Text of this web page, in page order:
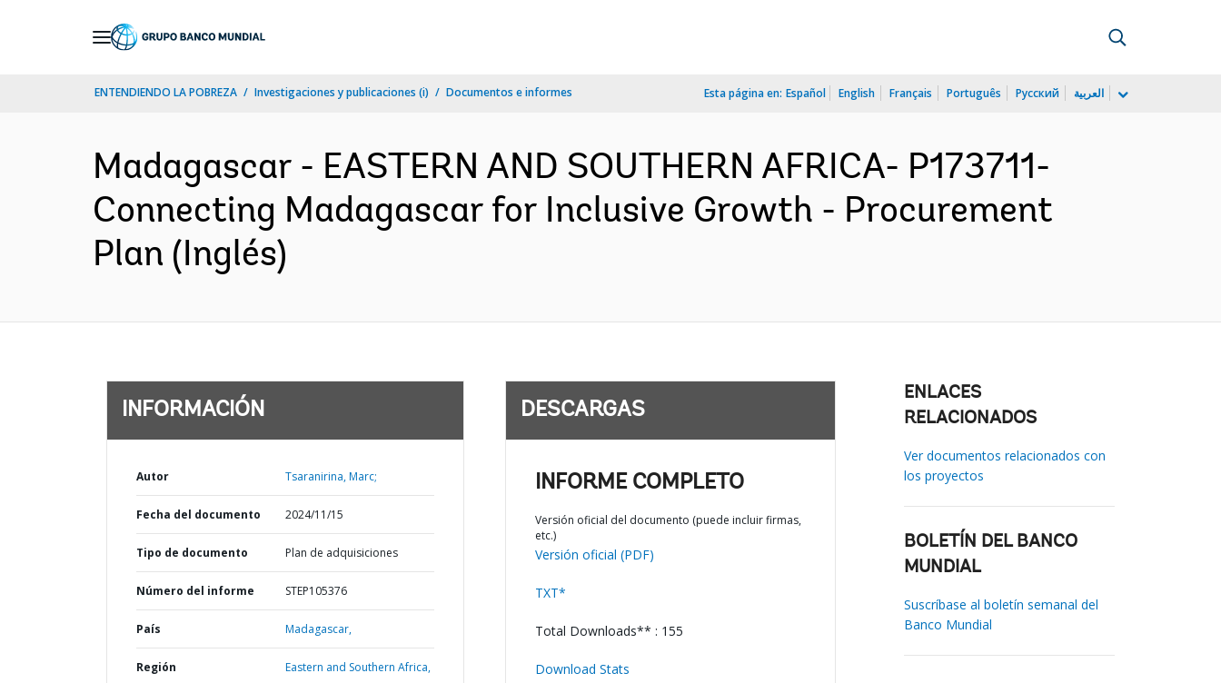
ENTENDIENDO LA POBREZA Investigaciones y publicaciones (i) Documentos e informes Esta página en: Español English Français Português Русский العربية
Madagascar - EASTERN AND SOUTHERN AFRICA- P173711-
Connecting Madagascar for Inclusive Growth - Procurement
Plan (Inglés)
INFORMACIÓN
Autor Tsaranirina, Marc;
Fecha del documento 2024/11/15
Tipo de documento Plan de adquisiciones
Número del informe STEP105376
País Madagascar,
Región Eastern and Southern Africa,
DESCARGAS
INFORME COMPLETO
Versión oficial del documento (puede incluir firmas,
etc.)
Versión oficial (PDF)
TXT*
Total Downloads** : 155
Download Stats
ENLACES
RELACIONADOS
Ver documentos relacionados con
los proyectos
BOLETÍN DEL BANCO
MUNDIAL
Suscríbase al boletín semanal del
Banco Mundial